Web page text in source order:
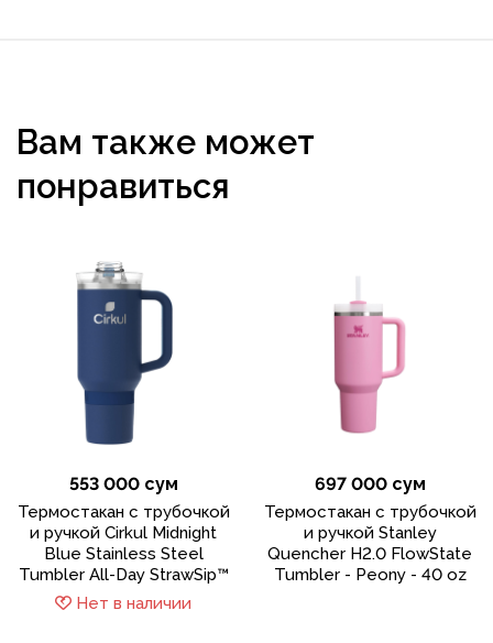
Вам также может
понравиться
553 000 сум
Термостакан с трубочкой
и ручкой Cirkul Midnight
Blue Stainless Steel
Tumbler All-Day StrawSip™
Нет в наличии
697 000 сум
Термостакан с трубочкой
и ручкой Stanley
Quencher H2.0 FlowState
Tumbler - Peony - 40 oz